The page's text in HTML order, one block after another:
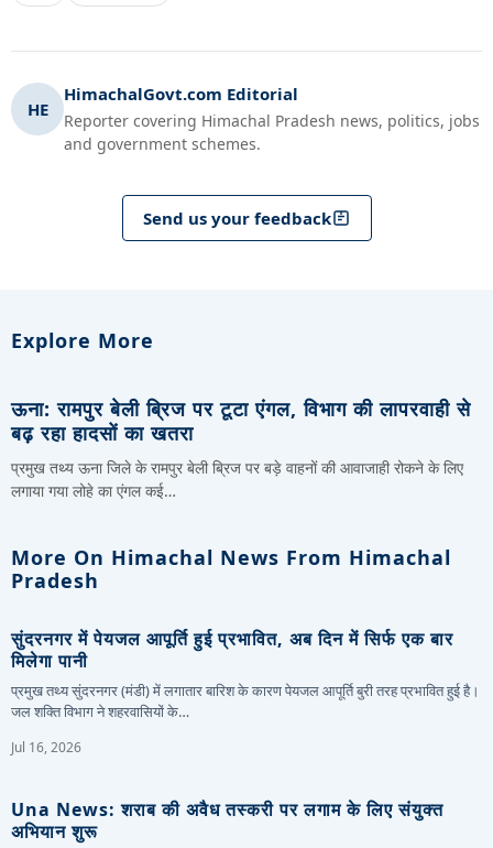
HE
HimachalGovt.com Editorial
Reporter covering Himachal Pradesh news, politics, jobs
and government schemes.
Send us your feedback
Explore More
ऊना: रामपुर बेली ब्रिज पर टूटा एंगल, विभाग की लापरवाही से
बढ़ रहा हादसों का खतरा
प्रमुख तथ्य ऊना जिले के रामपुर बेली ब्रिज पर बड़े वाहनों की आवाजाही रोकने के लिए
लगाया गया लोहे का एंगल कई…
More On Himachal News From Himachal
Pradesh
सुंदरनगर में पेयजल आपूर्ति हुई प्रभावित, अब दिन में सिर्फ एक बार
मिलेगा पानी
प्रमुख तथ्य सुंदरनगर (मंडी) में लगातार बारिश के कारण पेयजल आपूर्ति बुरी तरह प्रभावित हुई है।
जल शक्ति विभाग ने शहरवासियों के…
Jul 16, 2026
Una News: शराब की अवैध तस्करी पर लगाम के लिए संयुक्त
अभियान शुरू